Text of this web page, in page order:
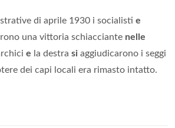
di aprile 1930 i socialisti e
una vittoria schiacciante nelle
e la destra si aggiudicarono i seggi
dei capi locali era rimasto intatto.